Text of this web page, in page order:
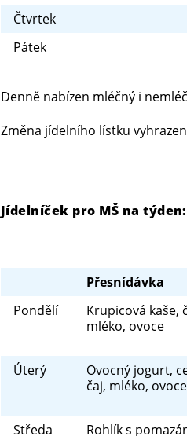
Čtvrtek
Pátek
Denně nabízen mléčný i
Změna jídelního lístku
Jídelníček pro MŠ na týden:
Přesnídávka
Pondělí
Krupicová kaše,
mléko, ovoce
Úterý
Ovocný jogurt,
čaj, mléko, ovoce
Středa
Rohlík s